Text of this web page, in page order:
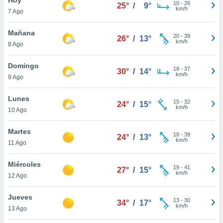
en
más
nuestra
de
cookies
aceptar
7 Ago
25° / 9° 10- 26
km/h
Mañana
8 Ago
26° / 13° 20- 39
km/h
Domingo
9 Ago
30° / 14° 18- 37
km/h
Lunes
10 Ago
24° / 15° 15- 32
km/h
Martes
11 Ago
24° / 13° 18- 39
km/h
Miércoles
12 Ago
27° / 15° 19- 41
km/h
Jueves
13 Ago
34° / 17° 13- 30
km/h